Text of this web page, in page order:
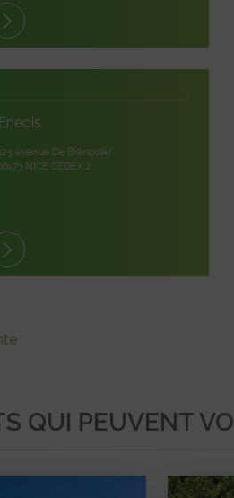
Enedis
avenue De Brancolar
NICE CEDEX 2
QUI PEUVENT